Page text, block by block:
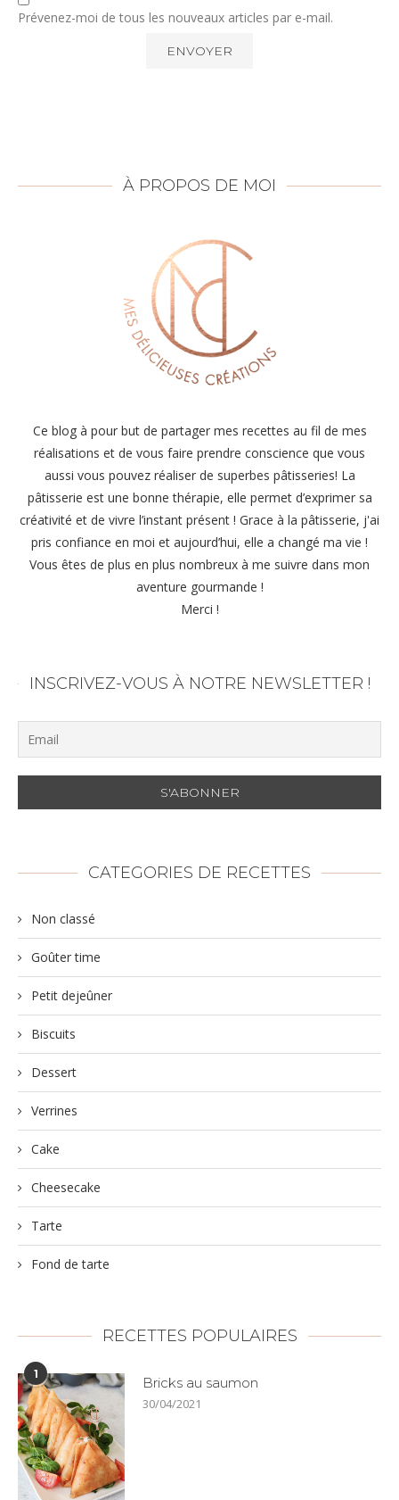
Prévenez-moi de tous les nouveaux articles par e-mail.
À PROPOS DE MOI
Ce blog à pour but de partager mes recettes au fil de mes
réalisations et de vous faire prendre conscience que vous
aussi vous pouvez réaliser de superbes pâtisseries! La
pâtisserie est une bonne thérapie, elle permet d’exprimer sa
créativité et de vivre l’instant présent ! Grace à la pâtisserie, j'ai
pris confiance en moi et aujourd’hui, elle a changé ma vie !
Vous êtes de plus en plus nombreux à me suivre dans mon
aventure gourmande !
Merci !
INSCRIVEZ-VOUS À NOTRE NEWSLETTER !
CATEGORIES DE RECETTES
Non classé
Goûter time
Petit dejeûner
Biscuits
Dessert
Verrines
Cake
Cheesecake
Tarte
Fond de tarte
RECETTES POPULAIRES
1
Bricks au saumon
30/04/2021